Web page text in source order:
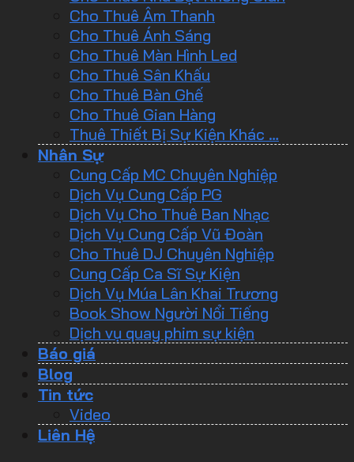
Cho Thuê Âm Thanh
Cho Thuê Ánh Sáng
Cho Thuê Màn Hình Led
Cho Thuê Sân Khấu
Cho Thuê Bàn Ghế
Cho Thuê Gian Hàng
Thuê Thiết Bị Sự Kiện Khác …
Nhân Sự
Cung Cấp MC Chuyên Nghiệp
Dịch Vụ Cung Cấp PG
Dịch Vụ Cho Thuê Ban Nhạc
Dịch Vụ Cung Cấp Vũ Đoàn
Cho Thuê DJ Chuyên Nghiệp
Cung Cấp Ca Sĩ Sự Kiện
Dịch Vụ Múa Lân Khai Trương
Book Show Người Nổi Tiếng
Dịch vụ quay phim sự kiện
Báo giá
Blog
Tin tức
Video
Liên Hệ